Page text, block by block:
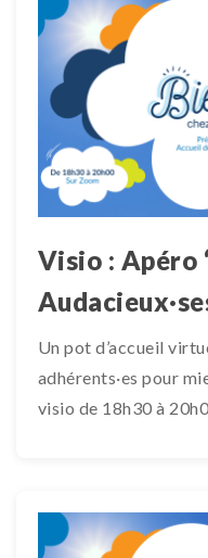
Visio : Apéro
Un pot d’accueil
adhérents·es pour
visio de 18h30 à